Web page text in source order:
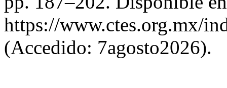
https://www.ctes.org.mx/
(Accedido: 7agosto2026).